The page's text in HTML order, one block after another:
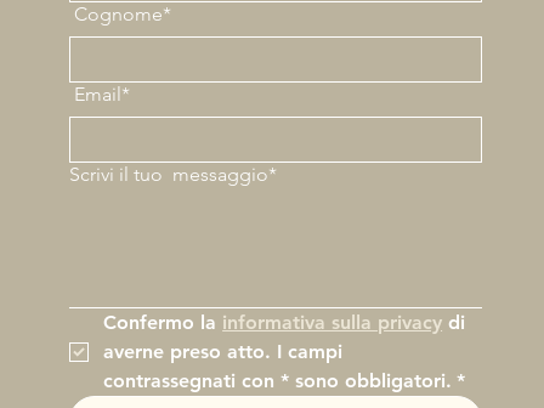
Cognome*
Email*
Scrivi il tuo messaggio*
Confermo la informativa sulla privacy di
averne preso atto. I campi
contrassegnati con * sono obbligatori. *